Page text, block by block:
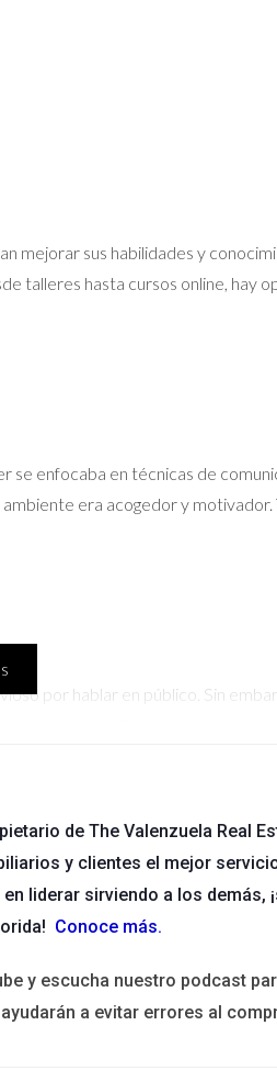
mejorar sus habilidades y
talleres hasta cursos online, hay
se enfocaba en técnicas de
era acogedor y
por hablar en público. Sin
Vivía en Naples y buscaba
curso, consiguió empleo en una
de The Valenzuela Real
y clientes el mejor
liderar sirviendo a los demás,
Conoce más.
y escucha nuestro podcast
a evitar errores al